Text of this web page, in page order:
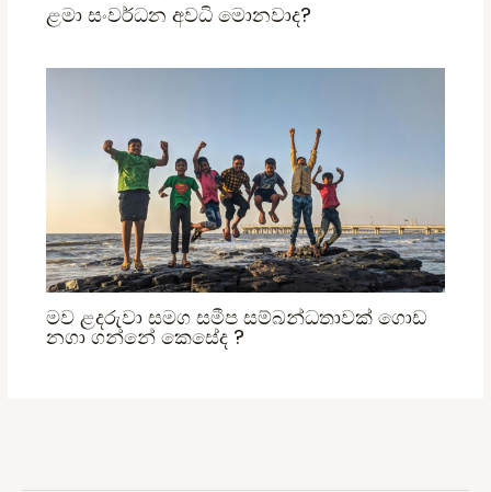
ළමා සංවර්ධන අවධි මොනවාද?
මව ළදරුවා සමග සමීප සම්බන්ධතාවක් ගොඩ
නගා ගන්නේ කෙසේද ?